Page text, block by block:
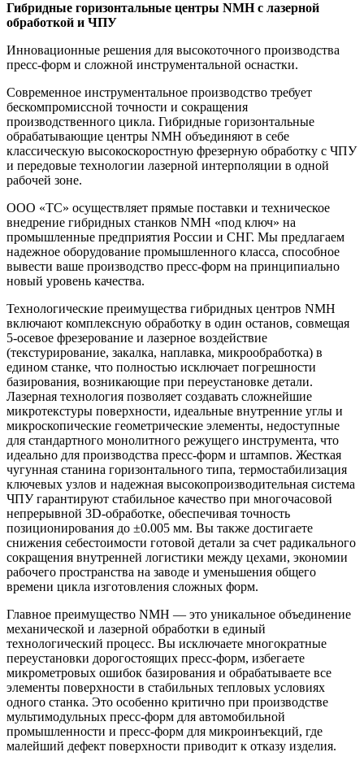
Гибридные горизонтальные центры NMH с лазерной
обработкой и ЧПУ
Инновационные решения для высокоточного производства
пресс-форм и сложной инструментальной оснастки.
Современное инструментальное производство требует
бескомпромиссной точности и сокращения
производственного цикла. Гибридные горизонтальные
обрабатывающие центры NMH объединяют в себе
классическую высокоскоростную фрезерную обработку с ЧПУ
и передовые технологии лазерной интерполяции в одной
рабочей зоне.
ООО «ТС» осуществляет прямые поставки и техническое
внедрение гибридных станков NMH «под ключ» на
промышленные предприятия России и СНГ. Мы предлагаем
надежное оборудование промышленного класса, способное
вывести ваше производство пресс-форм на принципиально
новый уровень качества.
Технологические преимущества гибридных центров NMH
включают комплексную обработку в один останов, совмещая
5-осевое фрезерование и лазерное воздействие
(текстурирование, закалка, наплавка, микрообработка) в
едином станке, что полностью исключает погрешности
базирования, возникающие при переустановке детали.
Лазерная технология позволяет создавать сложнейшие
микротекстуры поверхности, идеальные внутренние углы и
микроскопические геометрические элементы, недоступные
для стандартного монолитного режущего инструмента, что
идеально для производства пресс-форм и штампов. Жесткая
чугунная станина горизонтального типа, термостабилизация
ключевых узлов и надежная высокопроизводительная система
ЧПУ гарантируют стабильное качество при многочасовой
непрерывной 3D-обработке, обеспечивая точность
позиционирования до ±0.005 мм. Вы также достигаете
снижения себестоимости готовой детали за счет радикального
сокращения внутренней логистики между цехами, экономии
рабочего пространства на заводе и уменьшения общего
времени цикла изготовления сложных форм.
Главное преимущество NMH — это уникальное объединение
механической и лазерной обработки в единый
технологический процесс. Вы исключаете многократные
переустановки дорогостоящих пресс-форм, избегаете
микрометровых ошибок базирования и обрабатываете все
элементы поверхности в стабильных тепловых условиях
одного станка. Это особенно критично при производстве
мультимодульных пресс-форм для автомобильной
промышленности и пресс-форм для микроинъекций, где
малейший дефект поверхности приводит к отказу изделия.